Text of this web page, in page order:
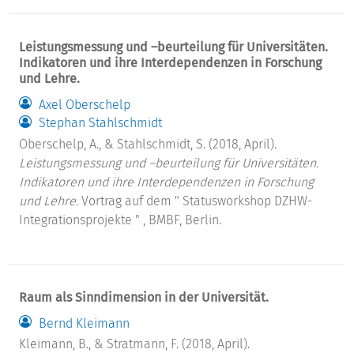
Leistungsmessung und –beurteilung für Universitäten.
Indikatoren und ihre Interdependenzen in Forschung
und Lehre.
Axel Oberschelp
Stephan Stahlschmidt
Oberschelp, A., & Stahlschmidt, S. (2018, April).
Leistungsmessung und –beurteilung für Universitäten.
Indikatoren und ihre Interdependenzen in Forschung
und Lehre. Vortrag auf dem " Statusworkshop DZHW-
Integrationsprojekte " , BMBF, Berlin.
Raum als Sinndimension in der Universität.
Bernd Kleimann
Kleimann, B., & Stratmann, F. (2018, April).